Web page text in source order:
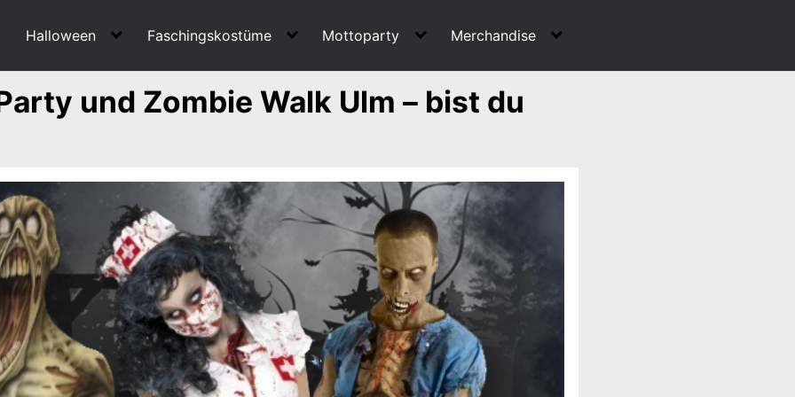
Halloween Faschingskostüme Mottoparty Merchandise
und Zombie Walk Ulm – bist du